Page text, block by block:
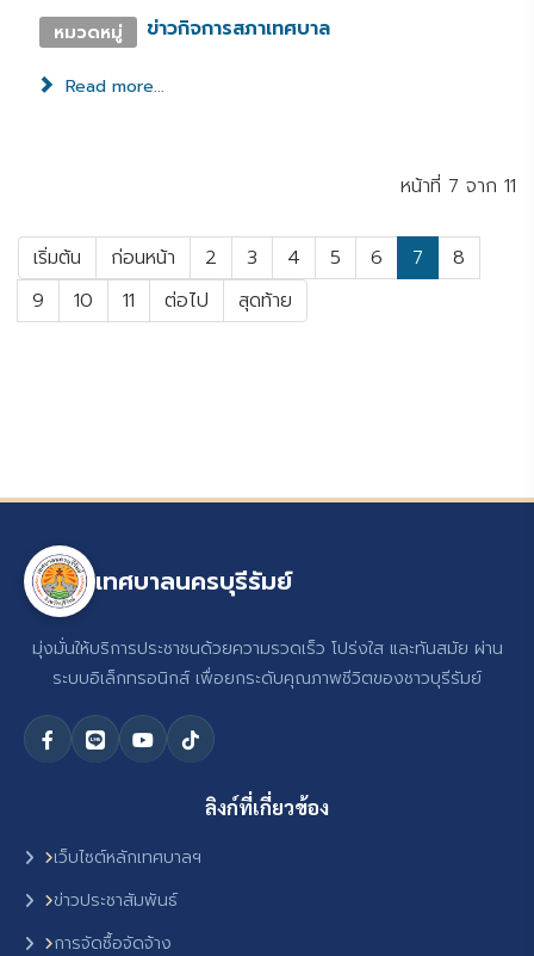
หมวดหมู่ ข่าวกิจการสภาเทศบาล
Read more...
หน้าที่ 7 จาก 11
เริ่มต้น ก่อนหน้า 2 3 4 5 6 7
8
9
10 11 ต่อไป สุดท้าย
เทศบาลนครบุรีรัมย์
มุ่งมั่นให้บริการประชาชนด้วยความรวดเร็ว โปร่งใส และทันสมัย ผ่าน
ระบบอิเล็กทรอนิกส์ เพื่อยกระดับคุณภาพชีวิตของชาวบุรีรัมย์
ลิงก์ที่เกี่ยวข้อง
เว็บไซต์หลักเทศบาลฯ
ข่าวประชาสัมพันธ์
การจัดซื้อจัดจ้าง